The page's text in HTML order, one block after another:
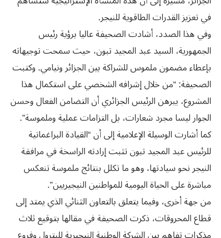
في تعزيز القدرات الطاقوية للنيجر.
وفي هذا الصدد، أشادت الصحيفة عاليا برؤية رئيس
الجمهورية، السيد عبد المجيد تبون، حيث سمحت توجيهاته
بإعطاء مضمون ملموس للشراكة بين الجزائر ونيامي. وكتبت
الصحيفة: “من خلال إشرافه الشخصي على استكمال هذا
المشروع، يبرهن الرئيس الجزائري أن التضامن الفعال وحسن
الجوار ليسا مجرد شعارات، بل التزامات عملية وملموسة”.
كما أشارت الوسيلة الإعلامية إلى أن “القيادة البراغماتية
للرئيس عبد المجيد تبون تثبت إرادته الراسخة في مرافقة
النيجر نحو سيادتها، وهو ما تكلل بنتائج ملموسة تنعكس
مباشرة على الحياة اليومية للمواطنين النيجيريين”.
من جهة أخرى، وفيما يتعلق بالتعاون الثنائي الذي يمتد إلى
قطاع المحروقات، ذكرت الصحيفة في مقالها بتوقيع ثلاث